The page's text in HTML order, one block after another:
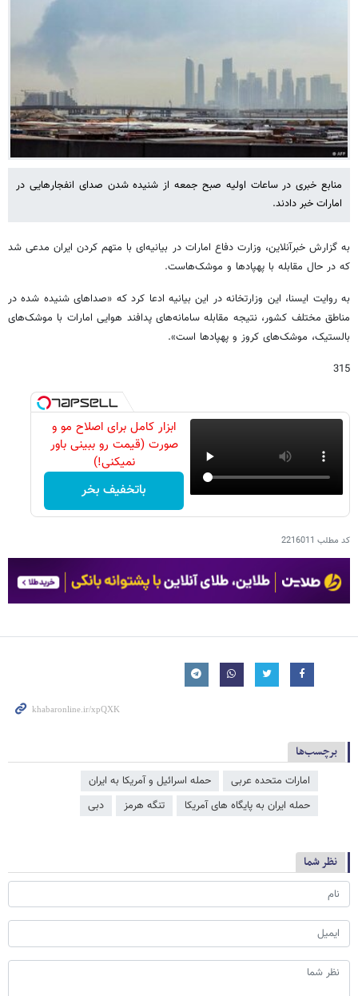
منابع خبری در ساعات اولیه صبح جمعه از شنیده شدن صدای انفجارهایی در
امارات خبر دادند.
به گزارش خبرآنلاین، وزارت دفاع امارات در بیانیه‌ای با متهم کردن ایران مدعی شد
که در حال مقابله با پهپادها و موشک‌هاست.
به روایت ایسنا، این وزارتخانه در این بیانیه ادعا کرد که «صداهای شنیده شده در
مناطق مختلف کشور، نتیجه مقابله سامانه‌های پدافند هوایی امارات با موشک‌های
بالستیک، موشک‌های کروز و پهپادها است».
315
ابزار کامل برای اصلاح مو و
صورت (قیمت رو ببینی باور
نمیکنی!)
باتخفیف بخر
کد مطلب 2216011
برچسب‌ها
امارات متحده عربی
حمله اسرائیل و آمریکا به ایران
حمله ایران به پایگاه های آمریکا
تنگه هرمز دبی
نظر شما